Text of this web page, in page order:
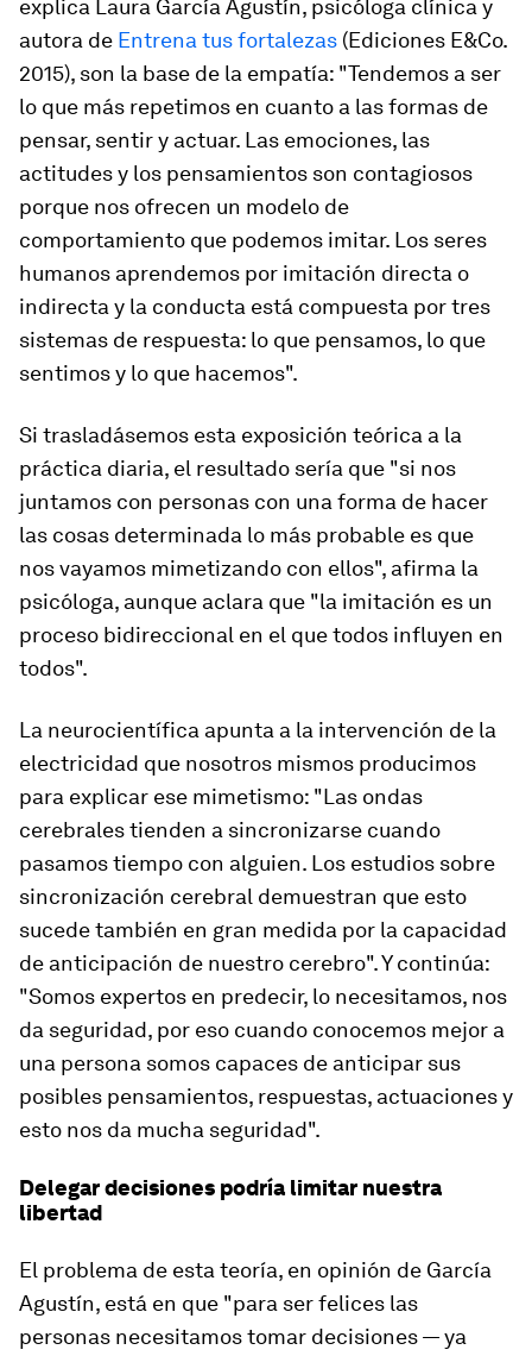
explica Laura García Agustín, psicóloga clínica y
autora de Entrena tus fortalezas (Ediciones E&Co.
2015), son la base de la empatía: "Tendemos a ser
lo que más repetimos en cuanto a las formas de
pensar, sentir y actuar. Las emociones, las
actitudes y los pensamientos son contagiosos
porque nos ofrecen un modelo de
comportamiento que podemos imitar. Los seres
humanos aprendemos por imitación directa o
indirecta y la conducta está compuesta por tres
sistemas de respuesta: lo que pensamos, lo que
sentimos y lo que hacemos".
Si trasladásemos esta exposición teórica a la
práctica diaria, el resultado sería que "si nos
juntamos con personas con una forma de hacer
las cosas determinada lo más probable es que
nos vayamos mimetizando con ellos", afirma la
psicóloga, aunque aclara que "la imitación es un
proceso bidireccional en el que todos influyen en
todos".
La neurocientífica apunta a la intervención de la
electricidad que nosotros mismos producimos
para explicar ese mimetismo: "Las ondas
cerebrales tienden a sincronizarse cuando
pasamos tiempo con alguien. Los estudios sobre
sincronización cerebral demuestran que esto
sucede también en gran medida por la capacidad
de anticipación de nuestro cerebro". Y continúa:
"Somos expertos en predecir, lo necesitamos, nos
da seguridad, por eso cuando conocemos mejor a
una persona somos capaces de anticipar sus
posibles pensamientos, respuestas, actuaciones y
esto nos da mucha seguridad".
Delegar decisiones podría limitar nuestra
libertad
El problema de esta teoría, en opinión de García
Agustín, está en que "para ser felices las
personas necesitamos tomar decisiones — ya